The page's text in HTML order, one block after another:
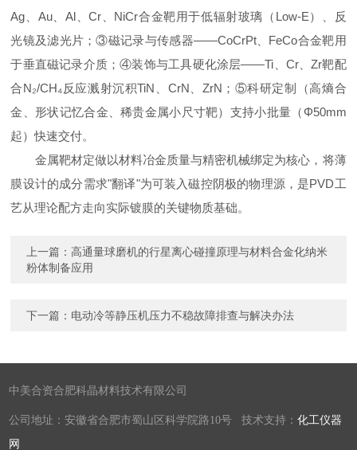
Ag、Au、Al、Cr、NiCr合金靶用于低辐射玻璃（Low-E）、反
光镜及滤光片；③磁记录与传感器——CoCrPt、FeCo合金靶用
于垂直磁记录介质；④装饰与工具硬化涂层——Ti、Cr、Zr靶配
合N₂/CH₄反应溅射沉积TiN、CrN、ZrN；⑤科研定制（高熵合
金、形状记忆合金、稀贵金属小尺寸靶）支持小批量（Φ50mm
起）快速交付。
金属靶材定做以材料冶金质量与精密机械绑定为核心，将薄
膜设计的成分需求"翻译"为可装入磁控阴极的物理源，是PVD工
艺从理论配方走向实际镀膜的关键物质基础。
上一篇：高通量球磨机的行星离心碰撞原理与材料合金化纳米
粉体制备应用
下一篇： 电动冷等静压机压力不稳故障排查与解决办法
中美合资合肥科晶材料技术有限公司
公司地址：安徽省合肥市蜀山区科学院路10号 技术支持：化工仪器
网